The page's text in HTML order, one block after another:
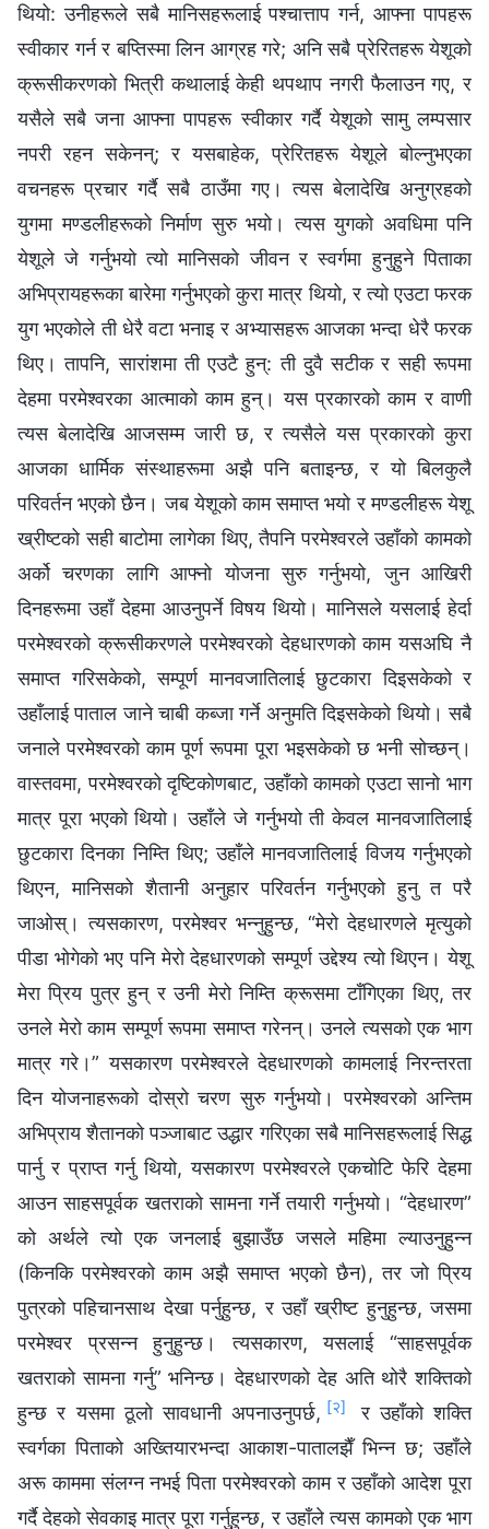
थियो: उनीहरूले सबै मानिसहरूलाई पश्‍चात्ताप गर्न, आफ्ना पापहरू
स्वीकार गर्न र बप्तिस्मा लिन आग्रह गरे; अनि सबै प्रेरितहरू येशूको
क्रूसीकरणको भित्री कथालाई केही थपथाप नगरी फैलाउन गए, र
यसैले सबै जना आफ्ना पापहरू स्वीकार गर्दै येशूको सामु लम्पसार
नपरी रहन सकेनन्; र यसबाहेक, प्रेरितहरू येशूले बोल्नुभएका
वचनहरू प्रचार गर्दै सबै ठाउँमा गए। त्यस बेलादेखि अनुग्रहको
युगमा मण्डलीहरूको निर्माण सुरु भयो। त्यस युगको अवधिमा पनि
येशूले जे गर्नुभयो त्यो मानिसको जीवन र स्वर्गमा हुनुहुने पिताका
अभिप्रायहरूका बारेमा गर्नुभएको कुरा मात्र थियो, र त्यो एउटा फरक
युग भएकोले ती धेरै वटा भनाइ र अभ्यासहरू आजका भन्दा धेरै फरक
थिए। तापनि, सारांशमा ती एउटै हुन्: ती दुवै सटीक र सही रूपमा
देहमा परमेश्‍वरका आत्माको काम हुन्। यस प्रकारको काम र वाणी
त्यस बेलादेखि आजसम्म जारी छ, र त्यसैले यस प्रकारको कुरा
आजका धार्मिक संस्थाहरूमा अझै पनि बताइन्छ, र यो बिलकुलै
परिवर्तन भएको छैन। जब येशूको काम समाप्त भयो र मण्डलीहरू येशू
ख्रीष्टको सही बाटोमा लागेका थिए, तैपनि परमेश्‍वरले उहाँको कामको
अर्को चरणका लागि आफ्नो योजना सुरु गर्नुभयो, जुन आखिरी
दिनहरूमा उहाँ देहमा आउनुपर्ने विषय थियो। मानिसले यसलाई हेर्दा
परमेश्‍वरको क्रूसीकरणले परमेश्‍वरको देहधारणको काम यसअघि नै
समाप्त गरिसकेको, सम्पूर्ण मानवजातिलाई छुटकारा दिइसकेको र
उहाँलाई पाताल जाने चाबी कब्जा गर्ने अनुमति दिइसकेको थियो। सबै
जनाले परमेश्‍वरको काम पूर्ण रूपमा पूरा भइसकेको छ भनी सोच्छन्।
वास्तवमा, परमेश्‍वरको दृष्टिकोणबाट, उहाँको कामको एउटा सानो भाग
मात्र पूरा भएको थियो। उहाँले जे गर्नुभयो ती केवल मानवजातिलाई
छुटकारा दिनका निम्ति थिए; उहाँले मानवजातिलाई विजय गर्नुभएको
थिएन, मानिसको शैतानी अनुहार परिवर्तन गर्नुभएको हुनु त परै
जाओस्। त्यसकारण, परमेश्‍वर भन्नुहुन्छ, “मेरो देहधारणले मृत्युको
पीडा भोगेको भए पनि मेरो देहधारणको सम्पूर्ण उद्देश्य त्यो थिएन। येशू
मेरा प्रिय पुत्र हुन् र उनी मेरो निम्ति क्रूसमा टाँगिएका थिए, तर
उनले मेरो काम सम्पूर्ण रूपमा समाप्त गरेनन्। उनले त्यसको एक भाग
मात्र गरे।” यसकारण परमेश्‍वरले देहधारणको कामलाई निरन्तरता
दिन योजनाहरूको दोस्रो चरण सुरु गर्नुभयो। परमेश्‍वरको अन्तिम
अभिप्राय शैतानको पञ्‍जाबाट उद्धार गरिएका सबै मानिसहरूलाई सिद्ध
पार्नु र प्राप्त गर्नु थियो, यसकारण परमेश्‍वरले एकचोटि फेरि देहमा
आउन साहसपूर्वक खतराको सामना गर्ने तयारी गर्नुभयो। “देहधारण”
को अर्थले त्यो एक जनलाई बुझाउँछ जसले महिमा ल्याउनुहुन्न
(किनकि परमेश्‍वरको काम अझै समाप्त भएको छैन), तर जो प्रिय
पुत्रको पहिचानसाथ देखा पर्नुहुन्छ, र उहाँ ख्रीष्ट हुनुहुन्छ, जसमा
परमेश्‍वर प्रसन्न हुनुहुन्छ। त्यसकारण, यसलाई “साहसपूर्वक
खतराको सामना गर्नु” भनिन्छ। देहधारणको देह अति थोरै शक्तिको
हुन्छ र यसमा ठूलो सावधानी अपनाउनुपर्छ, [२]
र उहाँको शक्ति
स्वर्गका पिताको अख्तियारभन्दा आकाश-पातालझैँ भिन्न छ; उहाँले
अरू काममा संलग्न नभई पिता परमेश्‍वरको काम र उहाँको आदेश पूरा
गर्दै देहको सेवकाइ मात्र पूरा गर्नुहुन्छ, र उहाँले त्यस कामको एक भाग